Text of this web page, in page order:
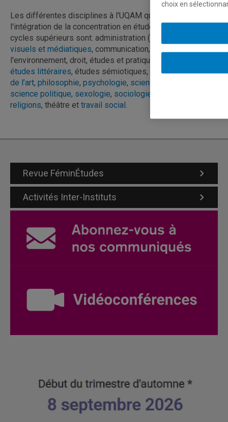
Les différentes disciplines à l'UQAM qui permettent
l'intégration de la concentration en études féministes aux
cycles supérieurs sont: administration (doctorat),
visuels et médiatiques, communication, danse, design de
l'environnement, droit, études et pratiques des arts,
études littéraires, études sémiotiques, histoire,histoire
de l’art, philosophie, psychologie, sciences juridiques
science politique, sexologie, sociologie
religions, théâtre et travail social.
Revue FéminÉtudes
Activités Inter-Instituts
choix en